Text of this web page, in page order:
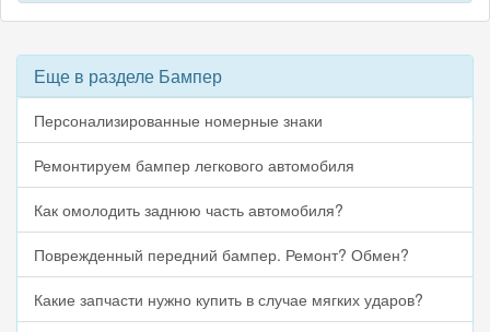
Еще в разделе Бампер
Персонализированные номерные знаки
Ремонтируем бампер легкового автомобиля
Как омолодить заднюю часть автомобиля?
Поврежденный передний бампер. Ремонт? Обмен?
Какие запчасти нужно купить в случае мягких ударов?